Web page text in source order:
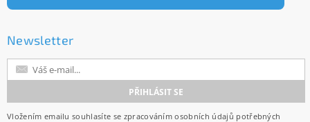
Newsletter
Vložením emailu souhlasíte se zpracováním osobních údajů potřebných